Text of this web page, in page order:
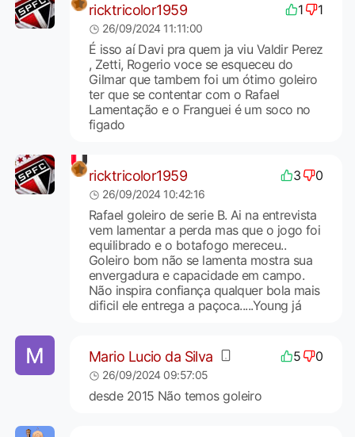
ricktricolor1959 1 1
26/09/2024 11:11:00
É isso aí Davi pra quem ja viu Valdir Perez
, Zetti, Rogerio voce se esqueceu do
Gilmar que tambem foi um ótimo goleiro
ter que se contentar com o Rafael
Lamentação e o Franguei é um soco no
figado
ricktricolor1959 3 0
26/09/2024 10:42:16
Rafael goleiro de serie B. Ai na entrevista
vem lamentar a perda mas que o jogo foi
equilibrado e o botafogo mereceu..
Goleiro bom não se lamenta mostra sua
envergadura e capacidade em campo.
Não inspira confiança qualquer bola mais
dificil ele entrega a paçoca.....Young já
Mario Lucio da Silva 5 0
26/09/2024 09:57:05
desde 2015 Não temos goleiro